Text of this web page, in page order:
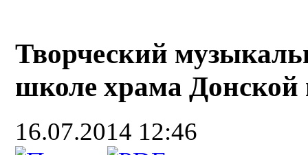
Творческий
школе храма
16.07.2014 12:46